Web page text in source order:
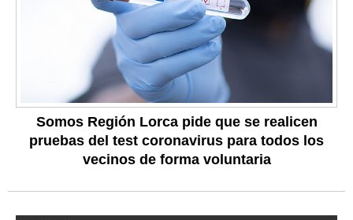
Somos Región Lorca pide que se realicen
pruebas del test coronavirus para todos los
vecinos de forma voluntaria